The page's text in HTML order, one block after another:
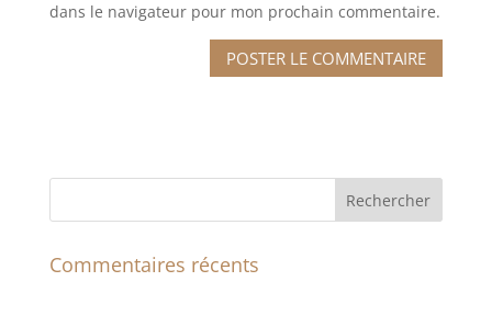
dans le navigateur pour mon prochain commentaire.
Commentaires récents